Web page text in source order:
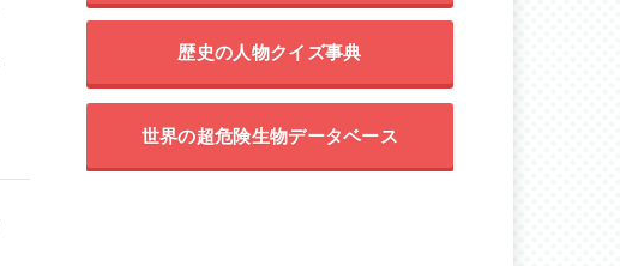
歴史の人物クイズ事典
世界の超危険生物データベース